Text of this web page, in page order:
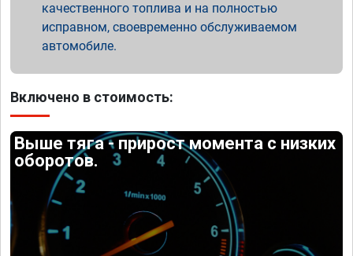
качественного топлива и на полностью
исправном, своевременно обслуживаемом
автомобиле.
Включено в стоимость:
Выше тяга - прирост момента с низких
оборотов.